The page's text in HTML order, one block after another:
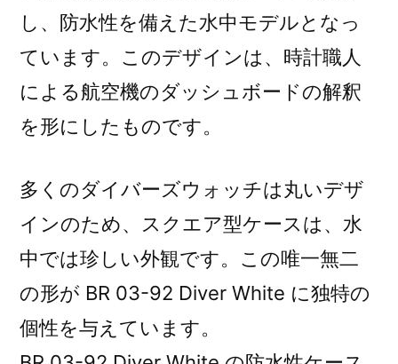
し、防水性を備えた水中モデルとなっ
ています。このデザインは、時計職人
による航空機のダッシュボードの解釈
を形にしたものです。
多くのダイバーズウォッチは丸いデザ
インのため、スクエア型ケースは、水
中では珍しい外観です。この唯一無二
の形が BR 03-92 Diver White に独特の
個性を与えています。